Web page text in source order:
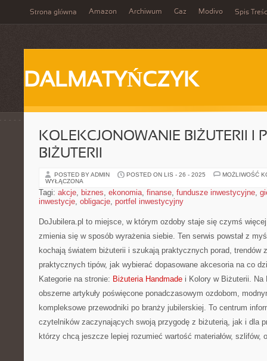
Strona główna Amazon Archiwum Gaz Modivo Spis
DALMATYŃCZYK
KOLEKCJONOWANIE BIŻUTERII I
BIŻUTERII
POSTED BY ADMIN POSTED ON LIS - 26 - 2025
MOŻLIWOŚĆ
WYŁĄCZONA
Tagi: akcje, biznes, ekonomia, finanse, fundusze inwestycyjne,
inwestycje, obligacje, portfel inwestycyjny
DoJubilera.pl to miejsce, w którym ozdoby staje się czymś
zmienia się w sposób wyrażenia siebie. Ten serwis powstał z
kochają światem biżuterii i szukają praktycznych porad, trendów
praktycznych tipów, jak wybierać dopasowane akcesoria na co
Kategorie na stronie: Biżuteria Handmade i Kolory w Biżuterii. Na
obszerne artykuły poświęcone ponadczasowym ozdobom,
kompleksowe przewodniki po branży jubilerskiej. To centrum
czytelników zaczynających swoją przygodę z biżuterią, jak i dla
którzy chcą jeszcze lepiej rozumieć wartość materiałów, szlifów,